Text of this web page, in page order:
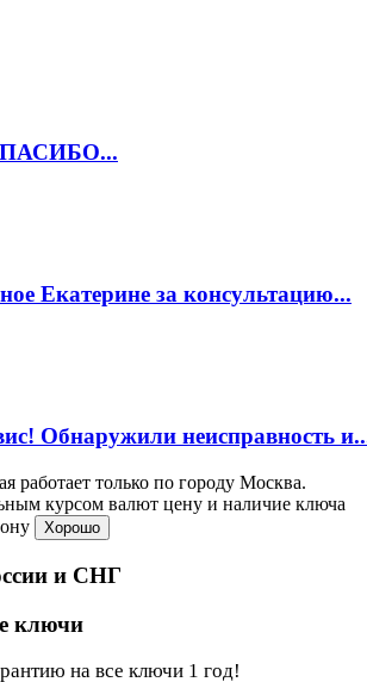
Екатерине за консультацию...
Обнаружили неисправность
работает только по городу Москва.
курсом валют цену и наличие ключа
Хорошо
и СНГ
ключи
на все ключи 1 год!